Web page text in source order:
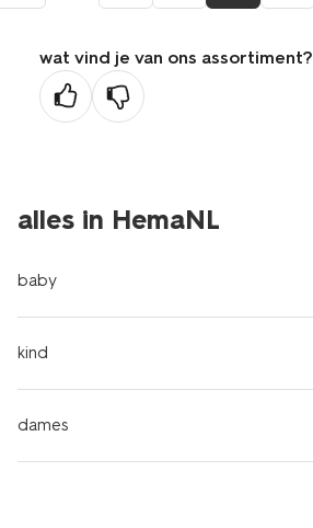
wat vind je van ons assortiment?
alles in HemaNL
baby
kind
dames